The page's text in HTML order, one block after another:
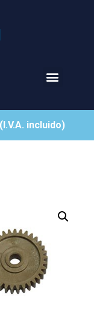
incluido)